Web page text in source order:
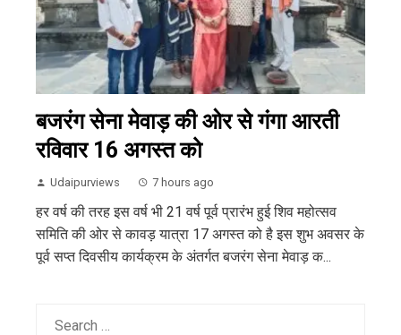
बजरंग सेना मेवाड़ की ओर से गंगा आरती
रविवार 16 अगस्त को
Udaipurviews 7 hours ago
हर वर्ष की तरह इस वर्ष भी 21 वर्ष पूर्व प्रारंभ हुई शिव महोत्सव
समिति की ओर से कावड़ यात्रा 17 अगस्त को है इस शुभ अवसर के
पूर्व सप्त दिवसीय कार्यक्रम के अंतर्गत बजरंग सेना मेवाड़ क...